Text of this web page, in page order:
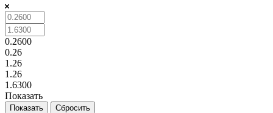
0.2600
0.26
1.26
1.26
1.6300
Показать
Сбросить